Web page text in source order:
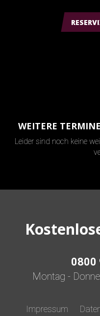
WEITERE
Leider sind noch keine
0800
Montag -
Impressum